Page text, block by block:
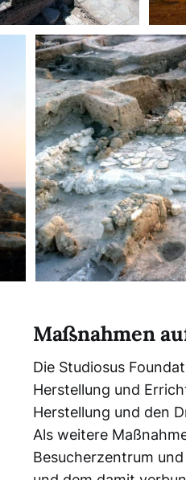
Maßnahmen
Die Studiosus
Herstellung und
Herstellung und den
Als weitere
Besucherzentrum